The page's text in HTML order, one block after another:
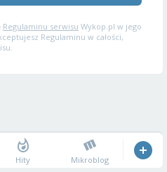
Regulaminu serwisu Wykop.pl w jego
Regulaminu w całości,
Hity Mikroblog